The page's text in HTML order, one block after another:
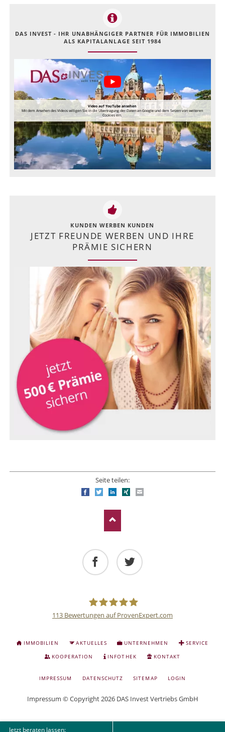
Jetzt beraten lassen:
DAS INVEST - IHR UNABHÄNGIGER PARTNER FÜR IMMOBILIEN
ALS KAPITALANLAGE SEIT 1984
Video auf YouTube ansehen
Mit dem Ansehen des Videos willigen Sie in die Übertragung der Daten an Google und dem Setzen von weiteren
Cookies ein.
KUNDEN WERBEN KUNDEN
JETZT FREUNDE WERBEN UND IHRE
PRÄMIE SICHERN
Seite teilen:
FacebookTwitterLinkedIn
Xing
Anlage
und
113 Bewertungen auf ProvenExpert.com
NAVIGATION
IMMOBILIEN AKTUELLES UNTERNEHMEN
SERVICE
KOOPERATION
INFOTHEK KONTAKT
NAVIGATION
IMPRESSUM DATENSCHUTZ SITEMAP LOGIN
Impressum © Copyright 2026 DAS Invest Vertriebs GmbH